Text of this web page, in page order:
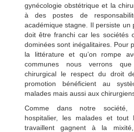
gynécologie obstétrique et la
à des postes de
académique stagne. Il persiste un
doit être franchi car les sociétés
dominées sont inégalitaires. Pour
la littérature et qu’on rompe
communes nous verrons
chirurgical le respect du droit
promotion bénéficient au
malades mais aussi aux
Comme dans notre
hospitalier, les malades et
travaillent gagnent à la